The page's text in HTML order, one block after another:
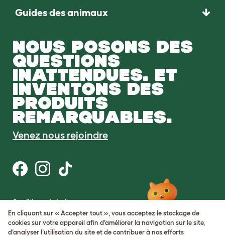
Guides des animaux
NOUS POSONS DES
QUESTIONS
INATTENDUES. ET
INVENTONS DES
PRODUITS
REMARQUABLES.
Venez nous rejoindre
Conditions générales
Protection de la vie privée et cookies
Cookie Settings
Plan du site
En cliquant sur « Accepter tout », vous acceptez le stockage de
cookies sur votre appareil afin d’améliorer la navigation sur le site,
d’analyser l’utilisation du site et de contribuer à nos efforts